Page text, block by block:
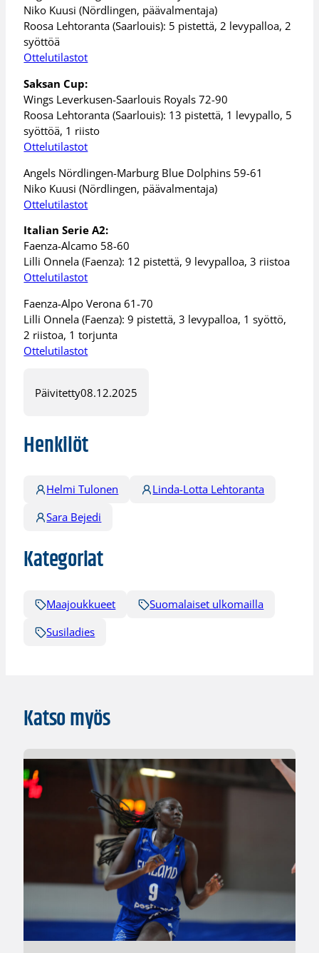
Niko Kuusi (Nördlingen, päävalmentaja)
Roosa Lehtoranta (Saarlouis): 5 pistettä, 2 levypalloa, 2
syöttöä
Ottelutilastot
Saksan Cup:
Wings Leverkusen-Saarlouis Royals 72-90
Roosa Lehtoranta (Saarlouis): 13 pistettä, 1 levypallo, 5
syöttöä, 1 riisto
Ottelutilastot
Angels Nördlingen-Marburg Blue Dolphins 59-61
Niko Kuusi (Nördlingen, päävalmentaja)
Ottelutilastot
Italian Serie A2:
Faenza-Alcamo 58-60
Lilli Onnela (Faenza): 12 pistettä, 9 levypalloa, 3 riistoa
Ottelutilastot
Faenza-Alpo Verona 61-70
Lilli Onnela (Faenza): 9 pistettä, 3 levypalloa, 1 syöttö,
2 riistoa, 1 torjunta
Ottelutilastot
Päivitetty08.12.2025
Henkilöt
Helmi Tulonen
Linda-Lotta Lehtoranta
Sara Bejedi
Kategoriat
Maajoukkueet
Suomalaiset ulkomailla
Susiladies
Katso myös